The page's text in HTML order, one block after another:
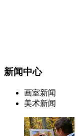
新闻中心
画室新闻
美术新闻